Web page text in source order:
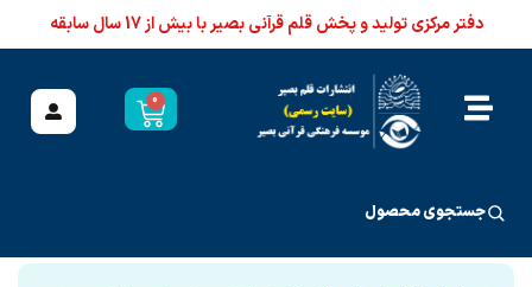
دفتر مرکزی تولید و پخش قلم قرآنی بصیر با بیش از 17 سال سابقه
0
جستجوی محصول